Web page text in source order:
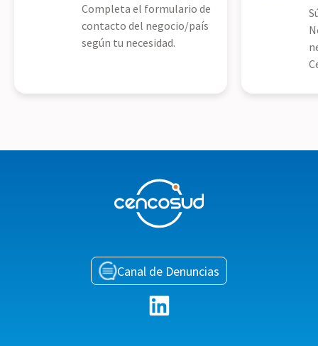
Completa el formulario de
contacto del negocio/país
según tu necesidad.
Canal de Denuncias